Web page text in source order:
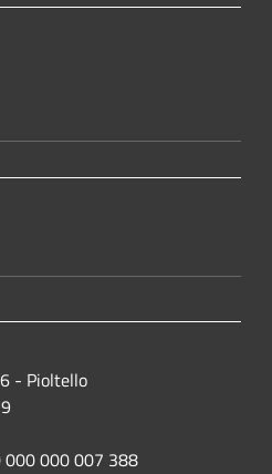
- Pioltello
000 000 007 388